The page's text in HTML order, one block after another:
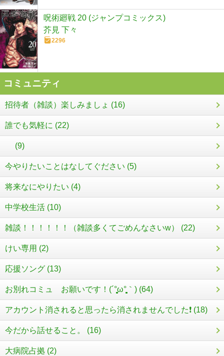
呪術廻戦 20 (ジャンプコミックス)
芥見 下々
2296
コミュニティ
招待者（雑談）楽しみましょ (16)
誰でも気軽に (22)
(9)
今やりたいことはなしてぐださい (5)
将来なにやりたい (4)
中学校生活 (10)
雑談！！！！！！（雑談多くてごめんなさいw） (22)
けい専用 (2)
応援ソング (13)
お別れコミュ お願いです！(´°̥̥̥̥̥̥̥̥ω°̥̥̥̥̥̥̥̥｀) (64)
アカウント消されると思ったら消されませんでした❗️ (18)
今だから話せること。 (16)
大病院占拠 (2)